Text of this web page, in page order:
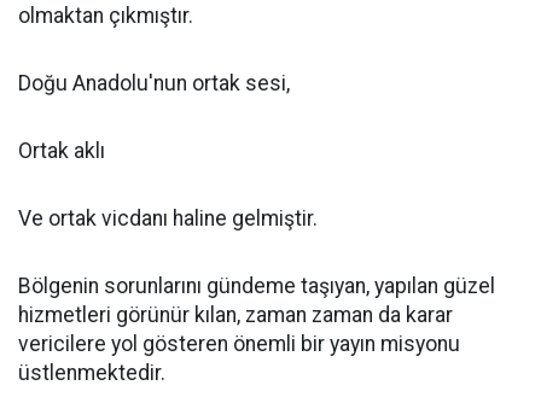
olmaktan çıkmıştır.
Doğu Anadolu'nun ortak sesi,
Ortak aklı
Ve ortak vicdanı haline gelmiştir.
Bölgenin sorunlarını gündeme taşıyan, yapılan güzel
hizmetleri görünür kılan, zaman zaman da karar
vericilere yol gösteren önemli bir yayın misyonu
üstlenmektedir.